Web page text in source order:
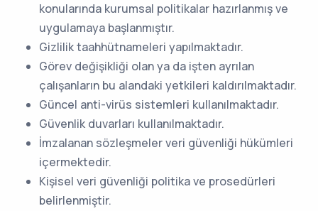
konularında kurumsal politikalar hazırlanmış ve
uygulamaya başlanmıştır.
Gizlilik taahhütnameleri yapılmaktadır.
Görev değişikliği olan ya da işten ayrılan
çalışanların bu alandaki yetkileri kaldırılmaktadır.
Güncel anti-virüs sistemleri kullanılmaktadır.
Güvenlik duvarları kullanılmaktadır.
İmzalanan sözleşmeler veri güvenliği hükümleri
içermektedir.
Kişisel veri güvenliği politika ve prosedürleri
belirlenmiştir.